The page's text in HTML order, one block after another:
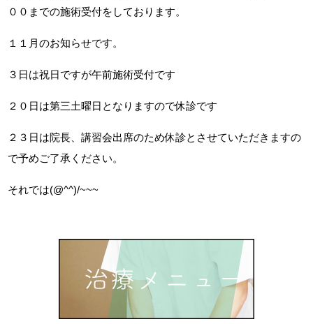
００までの施術受付をしております。
１１月のお知らせです。
３日は祝日ですが午前施術受付です
２０日は第三土曜日となりますので休診です
２３日は院長、講習会出席のため休診とさせていただきますの
で予めご了承ください。
それでは(@^^)/~~~